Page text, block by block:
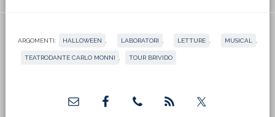
ARGOMENTI: HALLOWEEN LABORATORI LETTURE MUSICAL
TEATRODANTE CARLO MONNI TOUR BRIVIDO